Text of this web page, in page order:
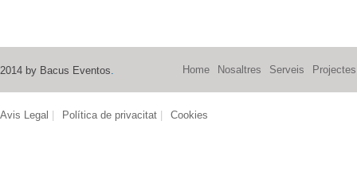
2014 by Bacus Eventos. Home Nosaltres Serveis Projectes
Avis Legal Política de privacitat Cookies